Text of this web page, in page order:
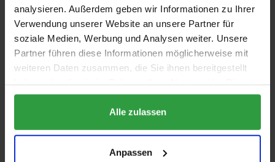
analysieren. Außerdem geben wir Informationen zu Ihrer
Verwendung unserer Website an unsere Partner für
soziale Medien, Werbung und Analysen weiter. Unsere
Partner führen diese Informationen möglicherweise mit
weiteren Daten zusammen, die Sie ihnen bereitgestellt
gesammelt haben.
Alle zulassen
Anpassen
FOLLOW US
Facebook Instagram
WEBSEITE
https://www.tischlerei-spatzenegger.at/